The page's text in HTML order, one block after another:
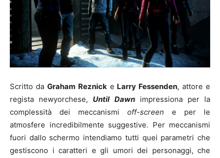
Scritto da Graham Reznicke Larry Fessenden, attore e
regista newyorchese, Until Dawnimpressiona per la
complessità dei meccanismi off-screen e per le
atmosfere incredibilmente suggestive. Per meccanismi
fuori dallo schermo intendiamo tutti quei parametri che
gestiscono i caratteri e gli umori dei personaggi, che